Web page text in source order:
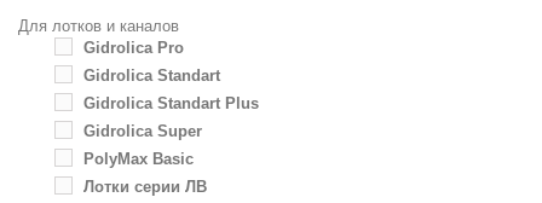
Для лотков и каналов
Gidrolica Pro
Gidrolica Standart
Gidrolica Standart Plus
Gidrolica Super
PolyMax Basic
Лотки серии ЛВ